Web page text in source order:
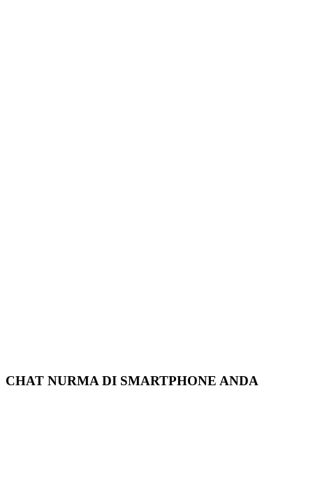
CHAT NURMA DI SMARTPHONE ANDA